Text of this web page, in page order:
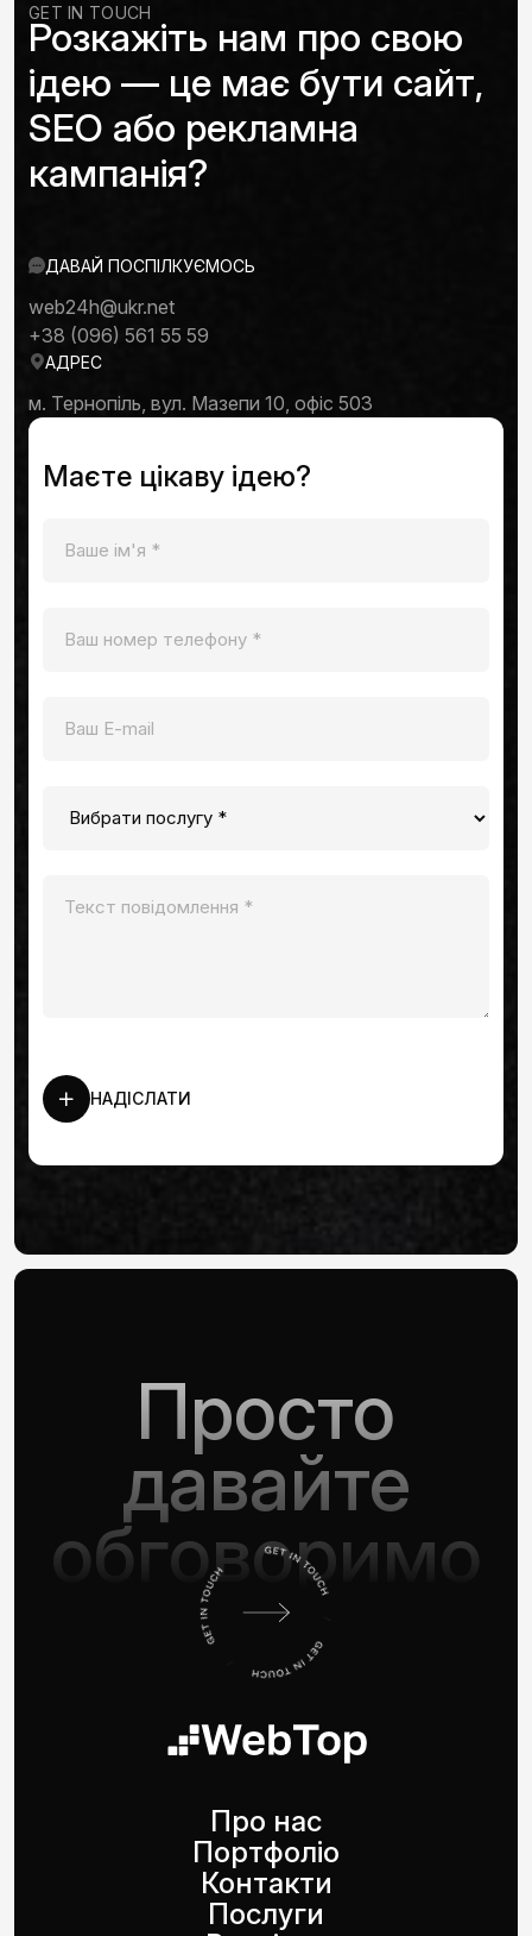
GET IN TOUCH
Розкажіть нам про свою
ідею — це має бути сайт,
SEO або рекламна
кампанія?
ДАВАЙ ПОСПІЛКУЄМОСЬ
web24h@ukr.net
+38 (096) 561 55 59
АДРЕС
м. Тернопіль, вул. Мазепи 10, офіс 503
Маєте цікаву ідею?
НАДІСЛАТИ
Просто
давайте
обговоримо
Про нас
Портфоліо
Контакти
Послуги